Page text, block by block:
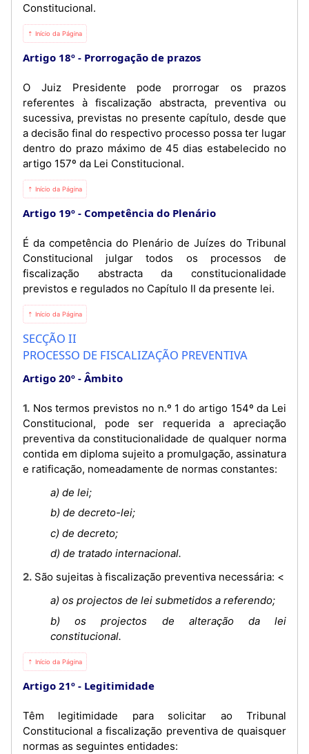
Constitucional.
⇡ Início da Página
Artigo 18º Prorrogação de prazos
O Juiz Presidente pode prorrogar os prazos
referentes à fiscalização abstracta, preventiva ou
sucessiva, previstas no presente capítulo, desde que
a decisão final do respectivo processo possa ter lugar
dentro do prazo máximo de 45 dias estabelecido no
artigo 157º da Lei Constitucional.
⇡ Início da Página
Artigo 19º Competência do Plenário
É da competência do Plenário de Juízes do Tribunal
Constitucional julgar todos os processos de
fiscalização abstracta da constitucionalidade
previstos e regulados no Capítulo II da presente lei.
⇡ Início da Página
SECÇÃO II
PROCESSO DE FISCALIZAÇÃO PREVENTIVA
Artigo 20º Âmbito
1. Nos termos previstos no n.º 1 do artigo 154º da Lei
Constitucional, pode ser requerida a apreciação
preventiva da constitucionalidade de qualquer norma
contida em diploma sujeito a promulgação, assinatura
e ratificação, nomeadamente de normas constantes:
a) de lei;
b) de decreto-lei;
c) de decreto;
d) de tratado internacional.
2. São sujeitas à fiscalização preventiva necessária: <
a) os projectos de lei submetidos a referendo;
b) os projectos de alteração da lei
constitucional.
⇡ Início da Página
Artigo 21º Legitimidade
Têm legitimidade para solicitar ao Tribunal
Constitucional a fiscalização preventiva de quaisquer
normas as seguintes entidades: